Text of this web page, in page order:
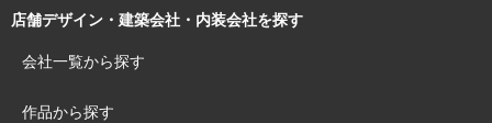
店舗デザイン・建築会社・内装会社を探す
会社一覧から探す
作品から探す